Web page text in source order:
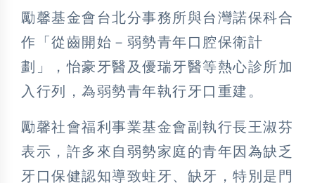
勵馨基金會台北分事務所與台灣諾保科合
作「從齒開始－弱勢青年口腔保衛計
劃」，怡豪牙醫及優瑞牙醫等熱心診所加
入行列，為弱勢青年執行牙口重建。
勵馨社會福利事業基金會副執行長王淑芬
表示，許多來自弱勢家庭的青年因為缺乏
牙口保健認知導致蛀牙、缺牙，特別是門